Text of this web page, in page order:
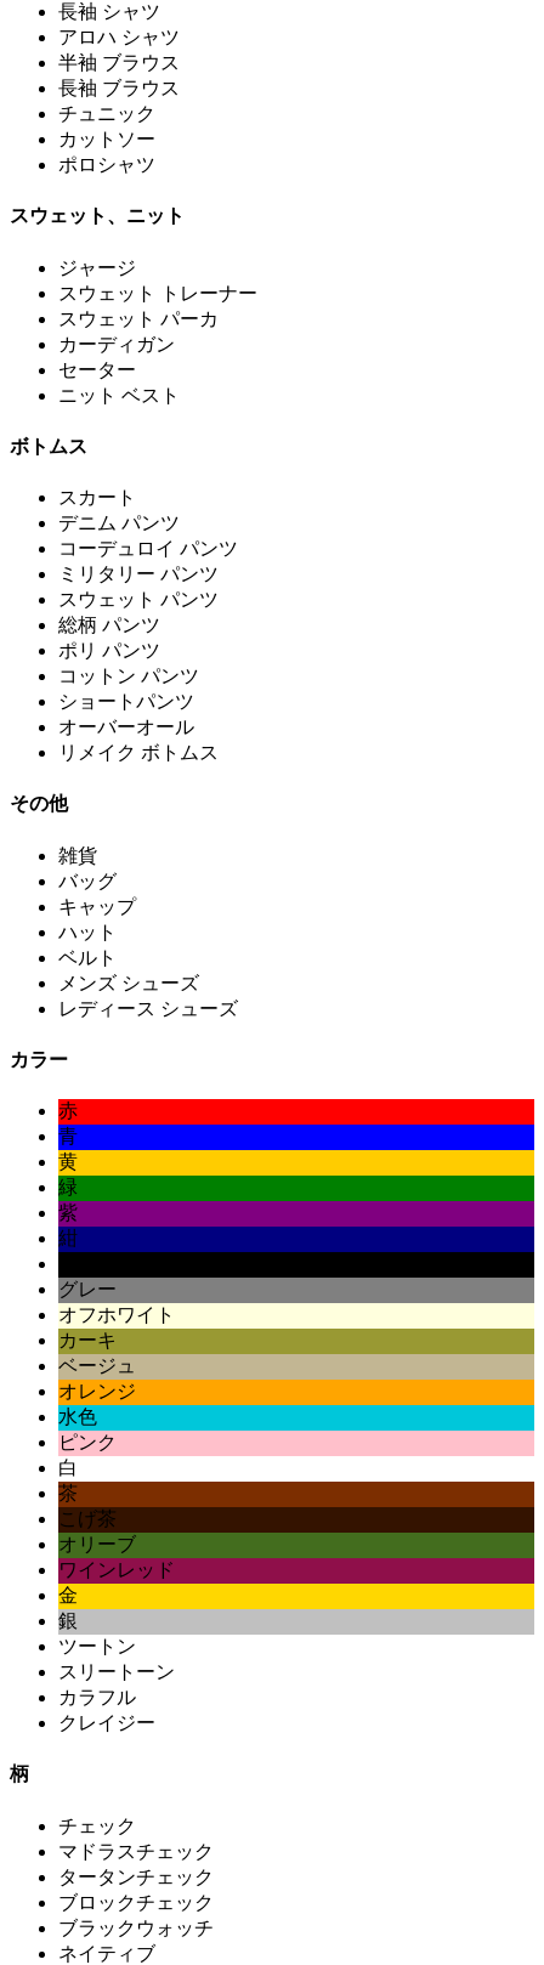
長袖 シャツ
アロハ シャツ
半袖 ブラウス
長袖 ブラウス
チュニック
カットソー
ポロシャツ
スウェット、ニット
ジャージ
スウェット トレーナー
スウェット パーカ
カーディガン
セーター
ニット ベスト
ボトムス
スカート
デニム パンツ
コーデュロイ パンツ
ミリタリー パンツ
スウェット パンツ
総柄 パンツ
ポリ パンツ
コットン パンツ
ショートパンツ
オーバーオール
リメイク ボトムス
その他
雑貨
バッグ
キャップ
ハット
ベルト
メンズ シューズ
レディース シューズ
カラー
赤
青
黄
緑
紫
紺
グレー
オフホワイト
カーキ
ベージュ
オレンジ
水色
ピンク
白
茶
こげ茶
オリーブ
ワインレッド
金
銀
ツートン
スリートーン
カラフル
クレイジー
柄
チェック
マドラスチェック
タータンチェック
ブロックチェック
ブラックウォッチ
ネイティブ